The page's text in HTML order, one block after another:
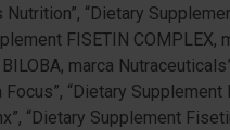
“Dietary
FISETIN
marca
“Dietary
“Dietary Supplement